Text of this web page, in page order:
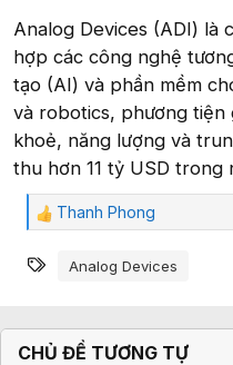
Analog Devices (ADI) là
hợp các công nghệ
tạo (AI) và phần mềm
và robotics, phương tiện
khoẻ, năng lượng và
thu hơn 11 tỷ USD trong
C
m
c
:
Thanh Phong
Từ khóa
Analog Devices
CHỦ ĐỀ TƯƠNG TỰ